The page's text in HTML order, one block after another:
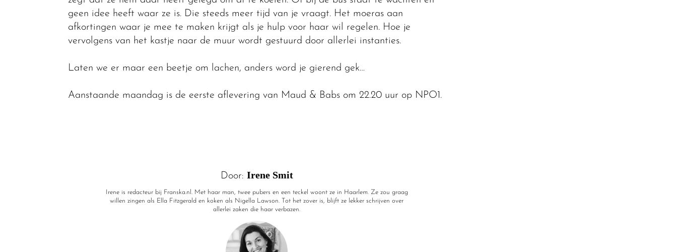
geen idee heeft waar ze is. Die steeds meer tijd van je vraagt. Het moeras aan
afkortingen waar je mee te maken krijgt als je hulp voor haar wil regelen. Hoe je
vervolgens van het kastje naar de muur wordt gestuurd door allerlei instanties.
Laten we er maar een beetje om lachen, anders word je gierend gek…
Aanstaande maandag is de eerste aflevering van Maud & Babs om 22.20 uur op NPO1.
Door: Irene Smit
Irene is redacteur bij Franska.nl. Met haar man, twee pubers en een teckel woont ze in Haarlem. Ze zou graag
willen zingen als Ella Fitzgerald en koken als Nigella Lawson. Tot het zover is, blijft ze lekker schrijven over
allerlei zaken die haar verbazen.